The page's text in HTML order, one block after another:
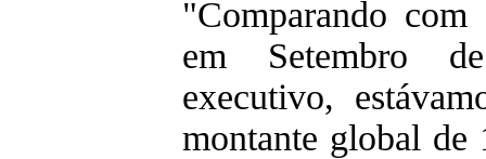
"Comparando
em Setembro
executivo,
montante global